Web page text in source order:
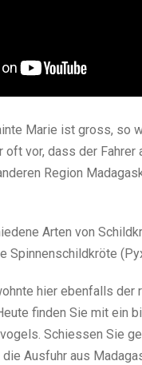
Marie ist gross, so
vor, dass der
Region
Arten von
Spinnenschildkröte
hier ebenfalls
finden Sie mit ein
Schiessen Sie
Ausfuhr aus